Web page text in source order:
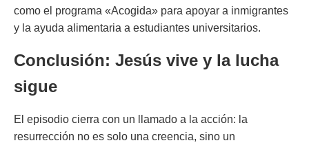
como el programa «Acogida» para apoyar a inmigrantes
y la ayuda alimentaria a estudiantes universitarios.
Conclusión: Jesús vive y la lucha
sigue
El episodio cierra con un llamado a la acción: la
resurrección no es solo una creencia, sino un